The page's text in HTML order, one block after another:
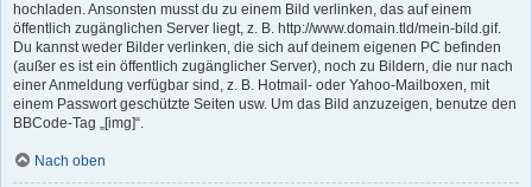
hochladen. Ansonsten musst du zu einem Bild verlinken, das auf einem
öffentlich zugänglichen Server liegt, z. B. http://www.domain.tld/mein-bild.gif.
Du kannst weder Bilder verlinken, die sich auf deinem eigenen PC befinden
(außer es ist ein öffentlich zugänglicher Server), noch zu Bildern, die nur nach
einer Anmeldung verfügbar sind, z. B. Hotmail- oder Yahoo-Mailboxen, mit
einem Passwort geschützte Seiten usw. Um das Bild anzuzeigen, benutze den
BBCode-Tag „[img]“.
Nach oben